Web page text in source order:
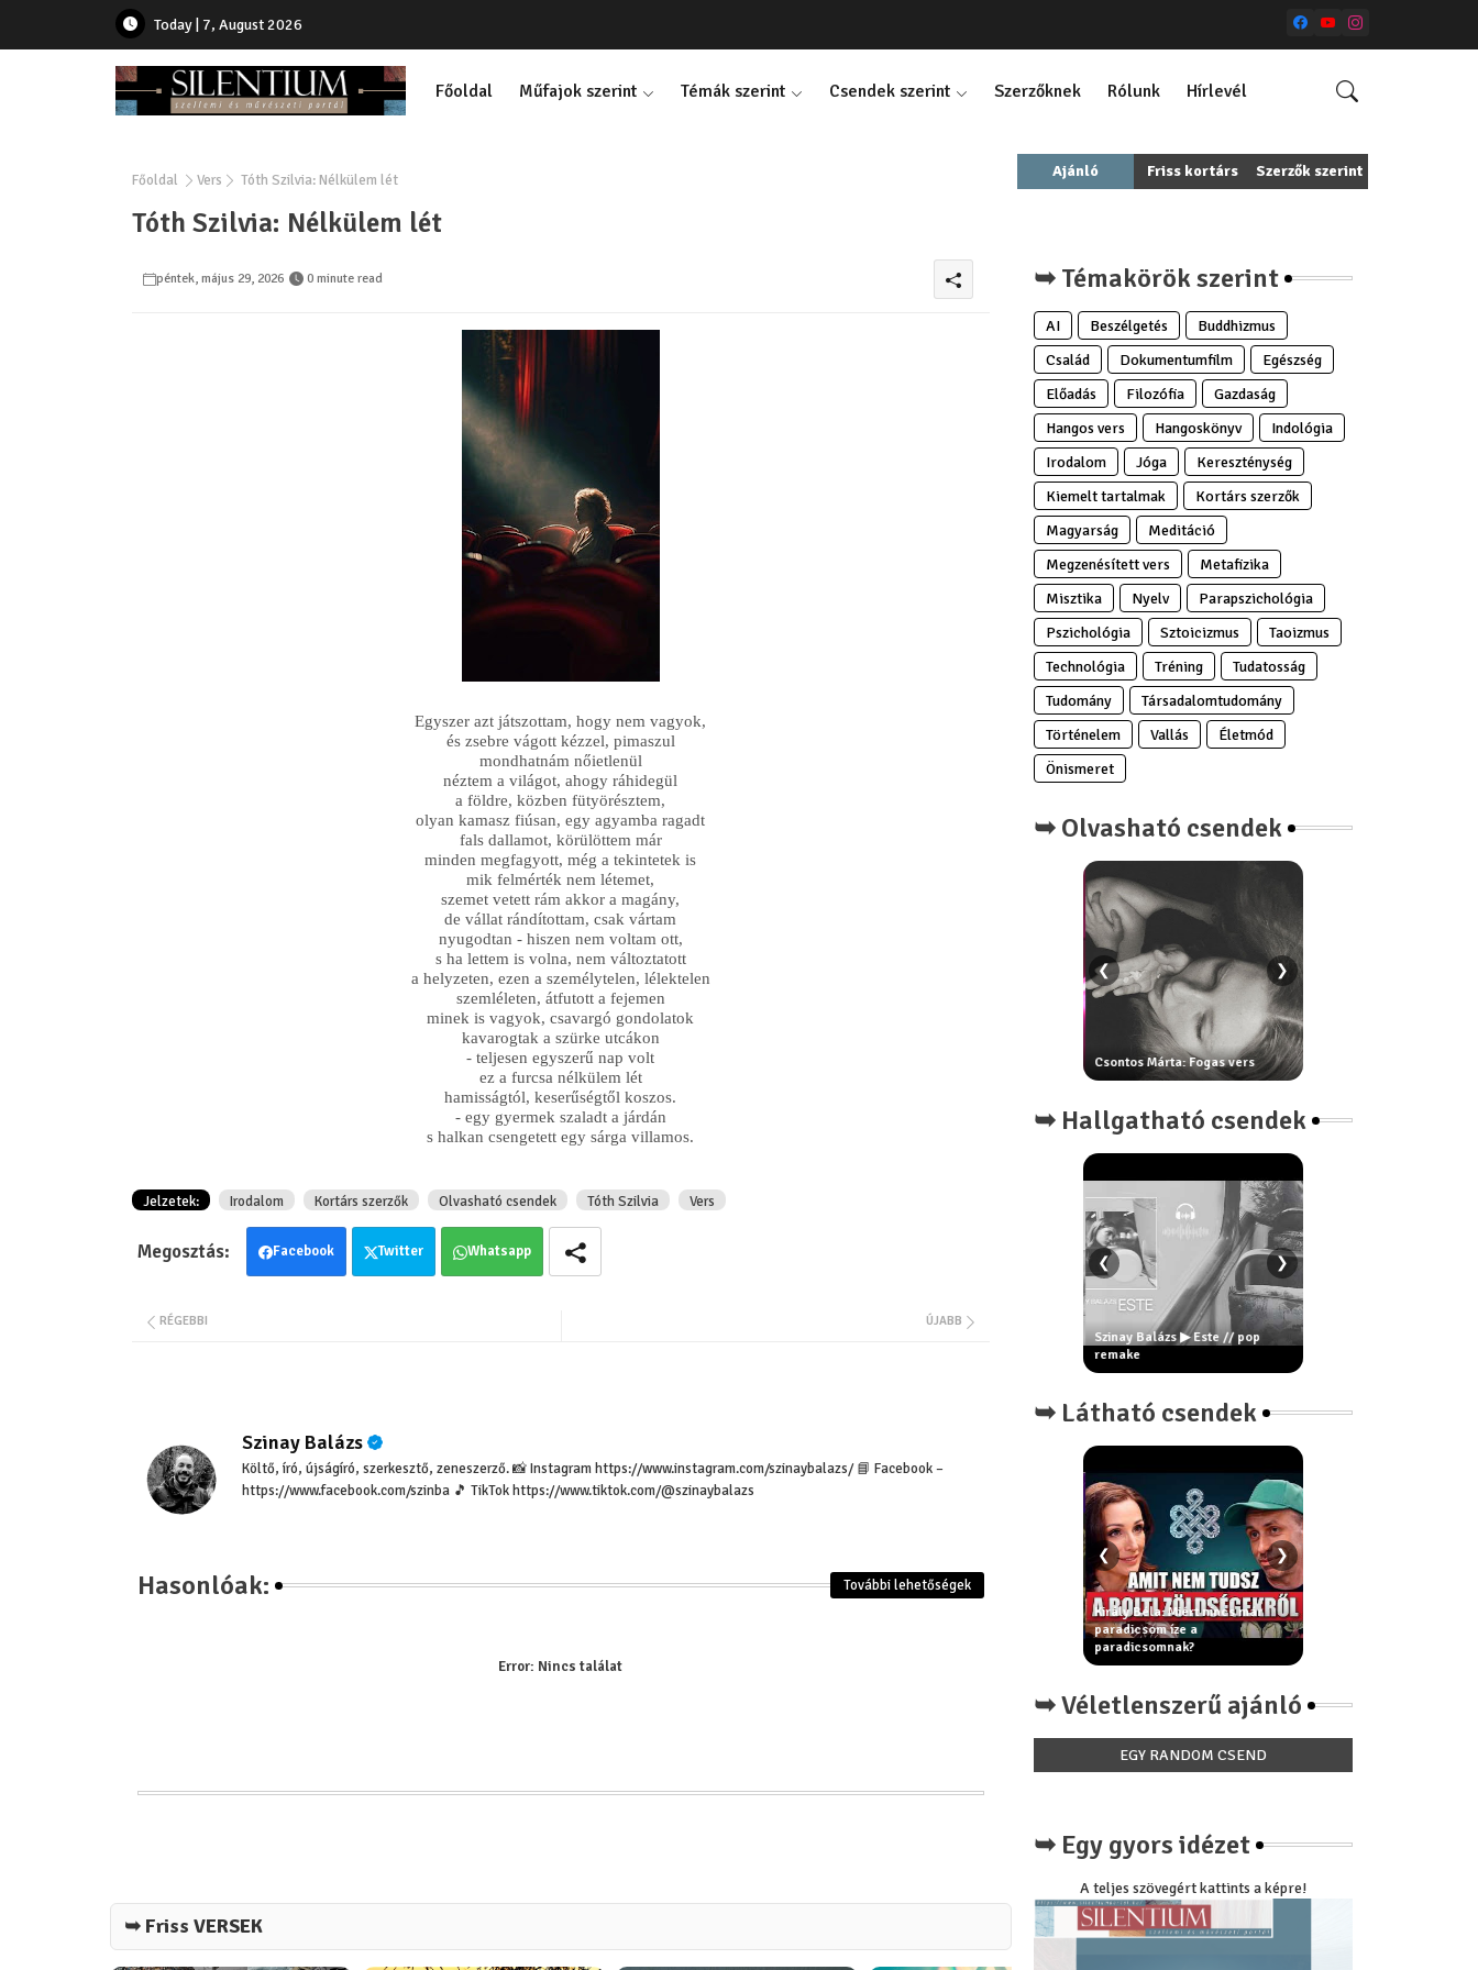
Today | 7, August 2026
Főoldal Műfajok szerint Témák szerint Csendek szerint Szerzőknek Rólunk Hírlevél
Főoldal Vers Tóth Szilvia: Nélkülem lét
Tóth Szilvia: Nélkülem lét
péntek, május 29, 2026 0 minute read
Egyszer azt játszottam, hogy nem vagyok,
és zsebre vágott kézzel, pimaszul
mondhatnám nőietlenül
néztem a világot, ahogy ráhidegül
a földre, közben fütyörésztem,
olyan kamasz fiúsan, egy agyamba ragadt
fals dallamot, körülöttem már
minden megfagyott, még a tekintetek is
mik felmérték nem létemet,
szemet vetett rám akkor a magány,
de vállat rándítottam, csak vártam
nyugodtan - hiszen nem voltam ott,
s ha lettem is volna, nem változtatott
a helyzeten, ezen a személytelen, lélektelen
szemléleten, átfutott a fejemen
minek is vagyok, csavargó gondolatok
kavarogtak a szürke utcákon
- teljesen egyszerű nap volt
ez a furcsa nélkülem lét
hamisságtól, keserűségtől koszos.
- egy gyermek szaladt a járdán
s halkan csengetett egy sárga villamos.
Jelzetek: Irodalom Kortárs szerzők Olvasható csendek Tóth Szilvia Vers
Facebook Twitter Whatsapp
ÚJABB
RÉGEBBI
Szinay Balázs
Költő, író, újságíró, szerkesztő, zeneszerző. 📸 Instagram https://www.instagram.com/szinaybalazs/ 📘 Facebook –
https://www.facebook.com/szinba 🎵 TikTok https://www.tiktok.com/@szinaybalazs
Hasonlóak: További lehetőségek
Error: Nincs találat
➥ Friss VERSEK
Ajánló Friss kortárs Szerzők szerint
➥ Témakörök szerint
AI Beszélgetés
Buddhizmus
Család
Dokumentumfilm
Egészség
Előadás
Filozófia
Gazdaság
Hangos vers
Hangoskönyv
Indológia
Irodalom
Jóga
Kereszténység
Kiemelt tartalmak
Kortárs szerzők
Magyarság
Meditáció
Megzenésített vers
Metafizika
Misztika
Nyelv
Parapszichológia
Pszichológia
Sztoicizmus
Taoizmus
Technológia
Tréning
Tudatosság
Tudomány
Társadalomtudomány
Történelem
Vallás
Életmód
Önismeret
➥ Olvasható csendek
Jusztin-Horváth Dorottya:
Vesszőhiba
Csontos Márta: Fogas vers
❮ ❯
➥ Hallgatható csendek
Szinay Balázs ▶ Este // pop
remake
❮ ❯
➥ Látható csendek
Patanjali Jóga szútrák
Király Béla: Miért nincs már
paradicsom íze a
paradicsomnak?
❮ ❯
➥ Véletlenszerű ajánló
EGY RANDOM CSEND
➥ Egy gyors idézet
A teljes szövegért kattints a képre!